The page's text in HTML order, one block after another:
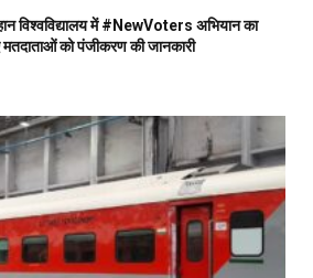
विश्वविद्यालय में #NewVoters अभियान का
को पंजीकरण की जानकारी